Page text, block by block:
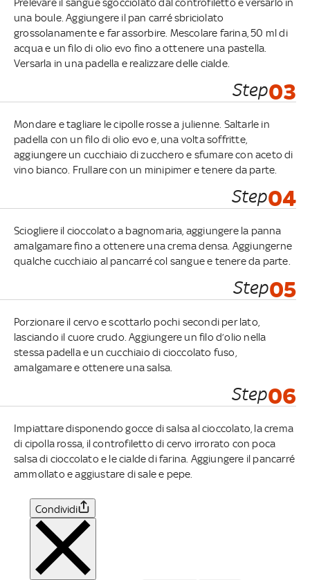
Prelevare il sangue sgocciolato dal controfiletto e versarlo in
una boule. Aggiungere il pan carré sbriciolato
grossolanamente e far assorbire. Mescolare farina, 50 ml di
acqua e un filo di olio evo fino a ottenere una pastella.
Versarla in una padella e realizzare delle cialde.
Step03
Mondare e tagliare le cipolle rosse a julienne. Saltarle in
padella con un filo di olio evo e, una volta soffritte,
aggiungere un cucchiaio di zucchero e sfumare con aceto di
vino bianco. Frullare con un minipimer e tenere da parte.
Step04
Sciogliere il cioccolato a bagnomaria, aggiungere la panna
amalgamare fino a ottenere una crema densa. Aggiungerne
qualche cucchiaio al pancarré col sangue e tenere da parte.
Step05
Porzionare il cervo e scottarlo pochi secondi per lato,
lasciando il cuore crudo. Aggiungere un filo d’olio nella
stessa padella e un cucchiaio di cioccolato fuso,
amalgamare e ottenere una salsa.
Step06
Impiattare disponendo gocce di salsa al cioccolato, la crema
di cipolla rossa, il controfiletto di cervo irrorato con poca
salsa di cioccolato e le cialde di farina. Aggiungere il pancarré
ammollato e aggiustare di sale e pepe.
Condividi